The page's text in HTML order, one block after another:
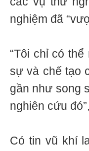
nghiệm đã
“Tôi chỉ có
sự và chế tạo
gần như song
nghiên cứu
Có tin vũ khí